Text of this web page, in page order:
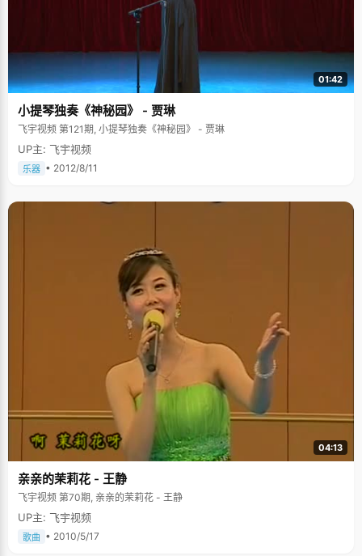
01:42
小提琴独奏《神秘园》 - 贾琳
飞宇视频 第121期, 小提琴独奏《神秘园》 - 贾琳
UP主: 飞宇视频
乐器 • 2012/8/11
04:13
亲亲的茉莉花 - 王静
飞宇视频 第70期, 亲亲的茉莉花 - 王静
UP主: 飞宇视频
歌曲 • 2010/5/17